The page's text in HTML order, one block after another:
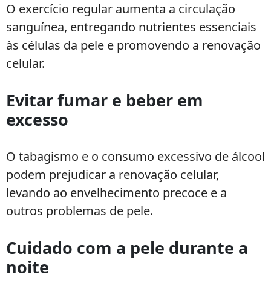
O exercício regular aumenta a circulação
sanguínea, entregando nutrientes essenciais
às células da pele e promovendo a renovação
celular.
Evitar fumar e beber em
excesso
O tabagismo e o consumo excessivo de álcool
podem prejudicar a renovação celular,
levando ao envelhecimento precoce e a
outros problemas de pele.
Cuidado com a pele durante a
noite